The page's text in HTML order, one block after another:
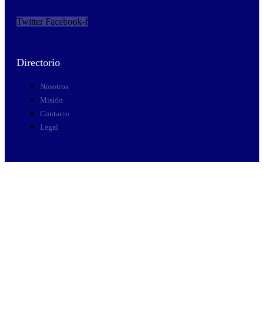
Twitter Facebook-f
Directorio
Nosotros
Misión
Contacto
Legal